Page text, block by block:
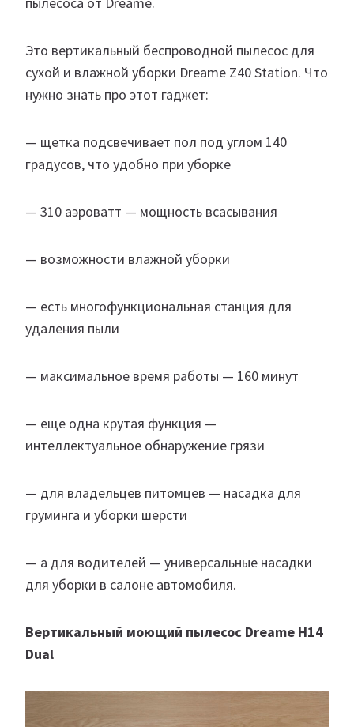
Это вертикальный беспроводной пылесос для
сухой и влажной уборки Dreame Z40 Station. Что
нужно знать про этот гаджет:
— щетка подсвечивает пол под углом 140
градусов, что удобно при уборке
— 310 аэроватт — мощность всасывания
— возможности влажной уборки
— есть многофункциональная станция для
удаления пыли
— максимальное время работы — 160 минут
— еще одна крутая функция —
интеллектуальное обнаружение грязи
— для владельцев питомцев — насадка для
груминга и уборки шерсти
— а для водителей — универсальные насадки
для уборки в салоне автомобиля.
Вертикальный моющий пылесос Dreame H14
Dual